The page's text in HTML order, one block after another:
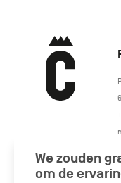
We zouden
om de